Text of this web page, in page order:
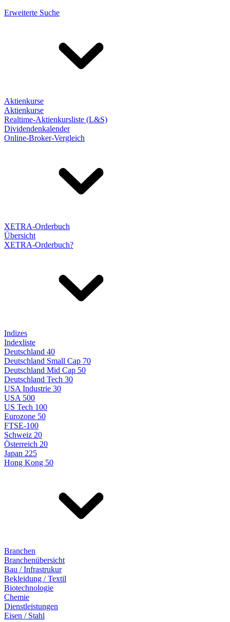
Erweiterte Suche
Aktienkurse
Aktienkurse
Realtime-Aktienkursliste (L&S)
Dividendenkalender
Online-Broker-Vergleich
XETRA-Orderbuch
Übersicht
XETRA-Orderbuch?
Indizes
Indexliste
Deutschland 40
Deutschland Small Cap 70
Deutschland Mid Cap 50
Deutschland Tech 30
USA Industrie 30
USA 500
US Tech 100
Eurozone 50
FTSE-100
Schweiz 20
Österreich 20
Japan 225
Hong Kong 50
Branchen
Branchenübersicht
Bau / Infrastrukur
Bekleidung / Textil
Biotechnologie
Chemie
Dienstleistungen
Eisen / Stahl